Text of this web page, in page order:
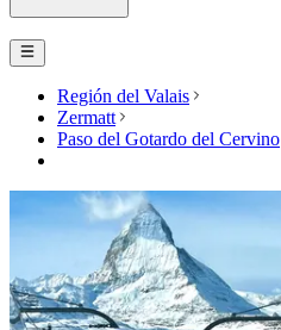
Región del Valais
Zermatt
Paso del Gotardo del Cervino